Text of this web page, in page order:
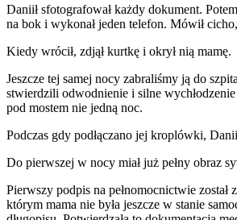
Daniił sfotografował każdy dokument.
na bok i wykonał jeden telefon. Mówił
Kiedy wrócił, zdjął kurtkę i okrył nią mamę.
Jeszcze tej samej nocy zabraliśmy ją do
stwierdzili odwodnienie i silne wychłodzenie
pod mostem nie jedną noc.
Podczas gdy podłączano jej kroplówki,
Do pierwszej w nocy miał już pełny obraz
Pierwszy podpis na pełnomocnictwie został
którym mama nie była jeszcze w stanie